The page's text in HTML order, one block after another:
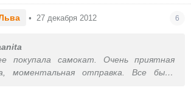
• 27 декабря 2012 6
покупала самокат. Очень приятная
моментальная отправка. Все было